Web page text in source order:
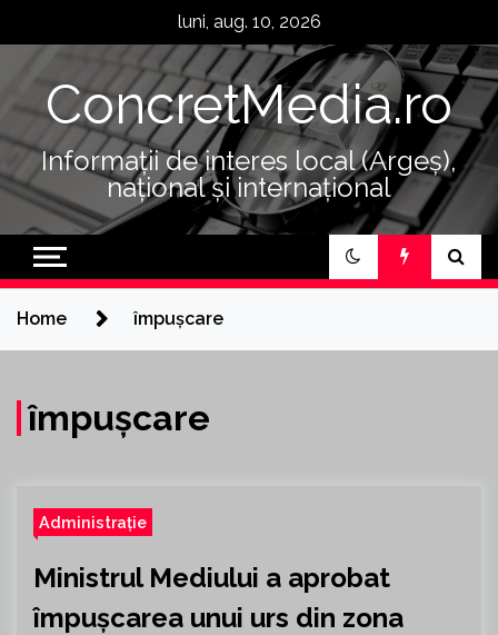
luni, aug. 10, 2026
ConcretMedia.ro
Informații de interes local (Argeș),
național și internațional
Home împușcare
împușcare
Administrație
Ministrul Mediului a aprobat
împușcarea unui urs din zona